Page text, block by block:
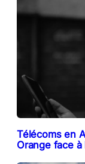
Télécoms en
Orange face à